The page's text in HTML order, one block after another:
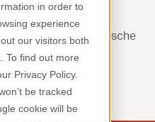
in order to
experience
our visitors both
To find out more
Privacy Policy.
be tracked
cookie will be
bekend als uiterst
in agrarische